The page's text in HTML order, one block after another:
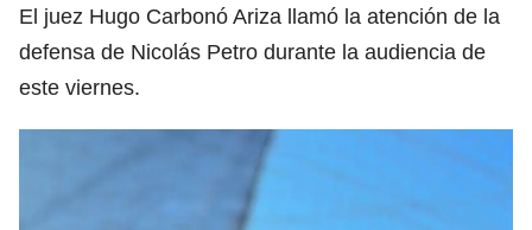
El juez Hugo Carbonó Ariza llamó la atención de la
defensa de Nicolás Petro durante la audiencia de
este viernes.